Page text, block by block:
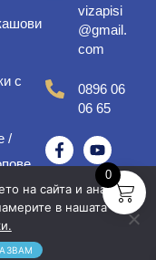
с
/
/
vizapisi
@gmail.
com
0896 06
06 65
0
на сайта и анализ
в нашата